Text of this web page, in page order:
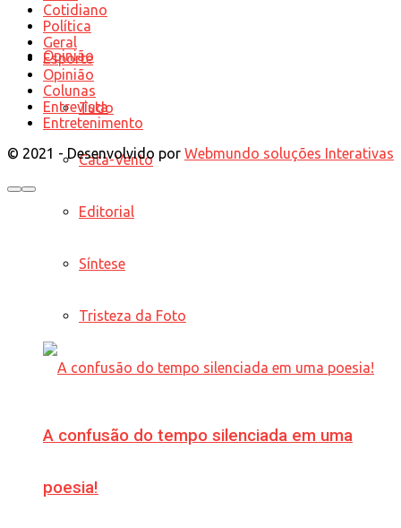
Opinião
Tudo
Cata-Vento
Editorial
Síntese
Tristeza da Foto
A confusão do tempo silenciada em uma
poesia!
Cotidiano
Política
Geral
Esporte
Opinião
Colunas
Entrevista
Entretenimento
© 2021 - Desenvolvido por Webmundo soluções Interativas